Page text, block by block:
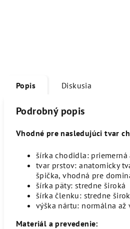
Popis Diskusia
Podrobný popis
Vhodné pre nasledujúci tvar
šírka chodidla: priemerná
tvar prstov: anatomicky
špička, vhodná pre
šírka päty: stredne široká
šírka členku: stredne
výška nártu: normálna až
Materiál a prevedenie: